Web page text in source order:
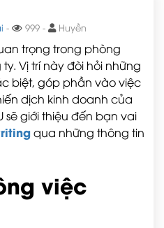
- 999 - Huyền
trọng trong phòng
Vị trí này đòi hỏi những
biệt, góp phần vào việc
dịch kinh doanh của
sẽ giới thiệu đến bạn vai
qua những thông tin
việc